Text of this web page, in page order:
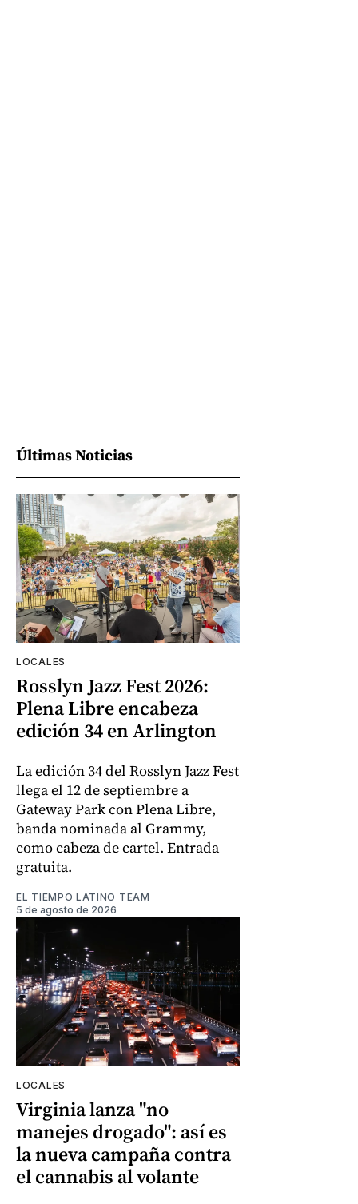
Últimas Noticias
LOCALES
Rosslyn Jazz Fest 2026:
Plena Libre encabeza
edición 34 en Arlington
La edición 34 del Rosslyn Jazz Fest
llega el 12 de septiembre a
Gateway Park con Plena Libre,
banda nominada al Grammy,
como cabeza de cartel. Entrada
gratuita.
EL TIEMPO LATINO TEAM
5 de agosto de 2026
LOCALES
Virginia lanza "no
manejes drogado": así es
la nueva campaña contra
el cannabis al volante